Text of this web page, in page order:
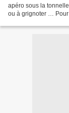
apéro sous la
ou à grignoter … Pour